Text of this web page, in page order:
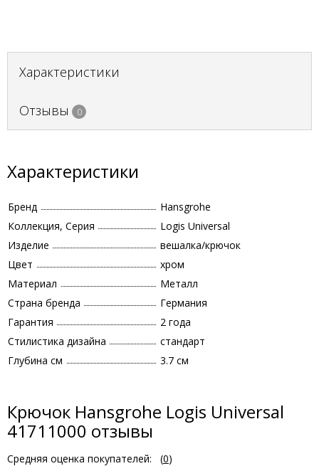
Характеристики
Отзывы 0
Характеристики
Бренд
Hansgrohe
Коллекция, Серия
Logis Universal
Изделие
вешалка/крючок
Цвет
хром
Материал
Металл
Страна бренда
Германия
Гарантия
2 года
Стилистика дизайна
стандарт
Глубина см
3.7 см
Крючок Hansgrohe Logis Universal
41711000 отзывы
Средняя оценка покупателей: (0)